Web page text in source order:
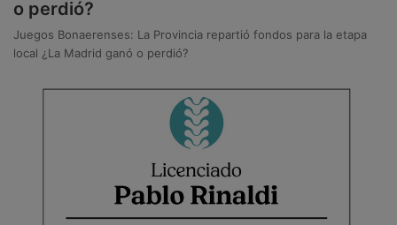
o perdió?
Juegos Bonaerenses: La Provincia repartió fondos para la etapa
local ¿La Madrid ganó o perdió?